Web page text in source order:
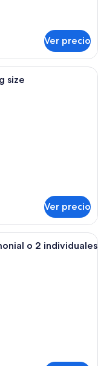
Ver precio
de hotel con una cama
size
Ver precio
de hotel con una cama
o 2 individuales